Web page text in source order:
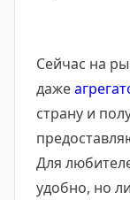
Сейчас на
даже
страну и
Для
удобно, но